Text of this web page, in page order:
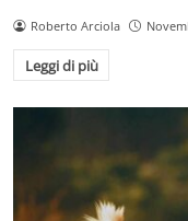
Roberto Arciola
Leggi di più